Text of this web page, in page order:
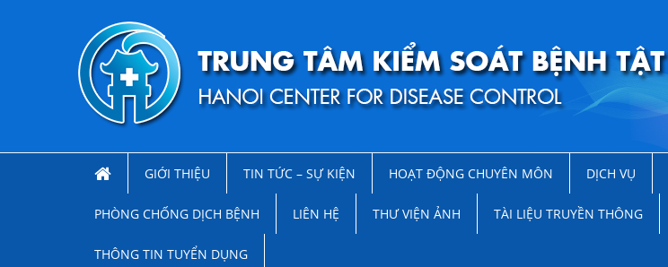
GIỚI THIỆU TIN TỨC – SỰ KIỆN HOẠT ĐỘNG CHUYÊN MÔN DỊCH VỤ
PHÒNG CHỐNG DỊCH BỆNH LIÊN HỆ THƯ VIỆN ẢNH TÀI LIỆU TRUYỀN THÔNG
THÔNG TIN TUYỂN DỤNG